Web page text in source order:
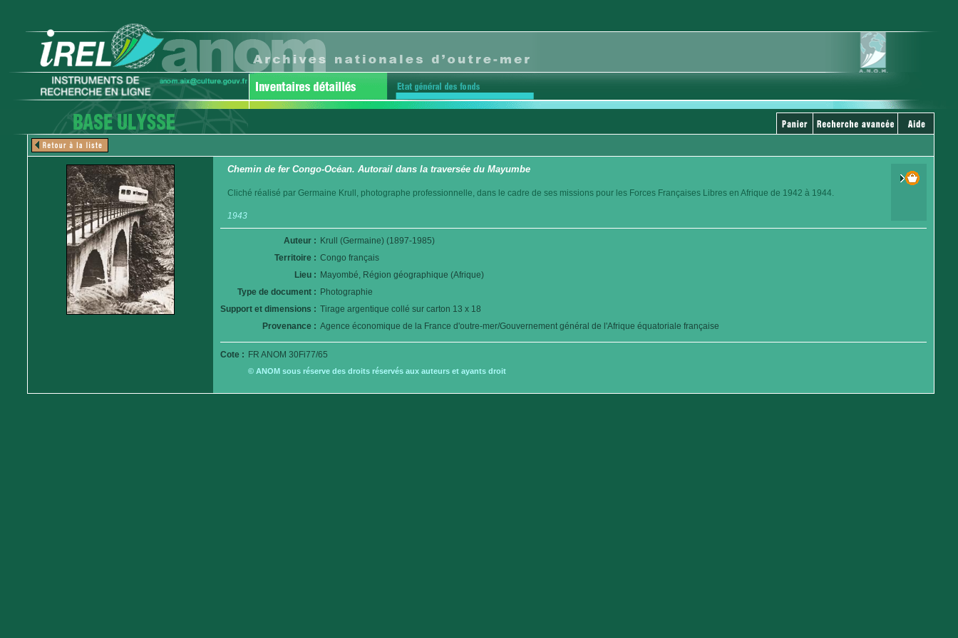
Chemin de fer Congo-Océan. Autorail dans la traversée du Mayumbe
Cliché réalisé par Germaine Krull, photographe professionnelle, dans le cadre de ses missions pour les Forces Françaises Libres en Afrique de 1942 à 1944.
1943
Auteur : Krull (Germaine) (1897-1985)
Territoire : Congo français
Lieu : Mayombé, Région géographique (Afrique)
Type de document : Photographie
Support et dimensions : Tirage argentique collé sur carton 13 x 18
Provenance : Agence économique de la France d'outre-mer/Gouvernement général de l'Afrique équatoriale française
Cote : FR ANOM 30Fi77/65
© ANOM sous réserve des droits réservés aux auteurs et ayants droit